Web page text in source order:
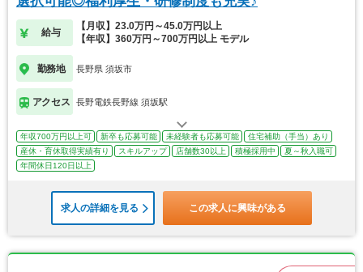
給与
【月収】23.0万円～45.0万円以上
【年収】360万円～700万円以上 モデル
勤務地 長野県 須坂市
アクセス 長野電鉄長野線 須坂駅
年収700万円以上可 新卒も応募可能 未経験者も応募可能
住宅補助（手当）あり
産休・育休取得実績有り
スキルアップ 店舗数30以上 積極採用中
夏～秋入職可
年間休日120日以上
求人の詳細を見る この求人に興味がある